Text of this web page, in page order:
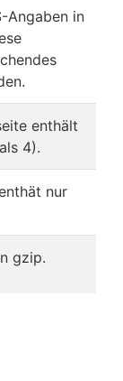
Angaben in
enthält
4).
nur
gzip.